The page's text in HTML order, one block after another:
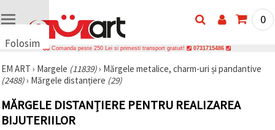
Folosim
uri
🍪 Folosim
cookie-uri
și
tehnologii
similare
0
Comanda peste 250 Lei si primesti transport gratuit! 0731715486
EM ART › Margele (11839)› Mărgele metalice, charm-uri și pandantive
(2488)› Mărgele distanțiere (29)
MĂRGELE DISTANȚIERE PENTRU REALIZAREA
BIJUTERIILOR